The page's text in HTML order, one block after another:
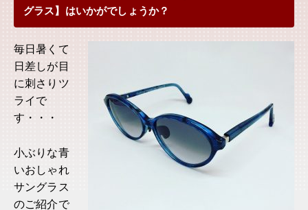
グラス】はいかがでしょうか？
毎日暑くて
日差しが目
に刺さりツ
ライで
す・・・
小ぶりな青
いおしゃれ
サングラス
のご紹介で